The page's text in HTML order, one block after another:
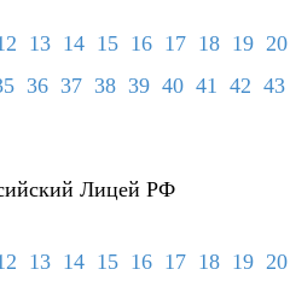
13 14 15 16 17 18 19 20
36 37 38 39 40 41 42 43
Лицей РФ
13 14 15 16 17 18 19 20